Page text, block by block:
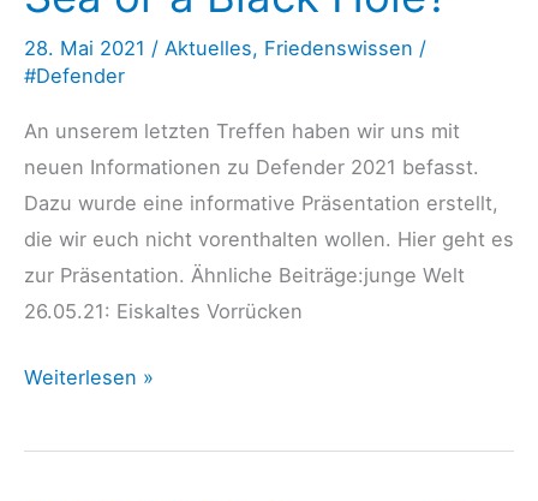
28. Mai 2021 / Aktuelles, Friedenswissen /
#Defender
An unserem letzten Treffen haben wir uns mit
neuen Informationen zu Defender 2021 befasst.
Dazu wurde eine informative Präsentation erstellt,
die wir euch nicht vorenthalten wollen. Hier geht es
zur Präsentation. Ähnliche Beiträge:junge Welt
26.05.21: Eiskaltes Vorrücken
Defender
–
Weiterlesen »